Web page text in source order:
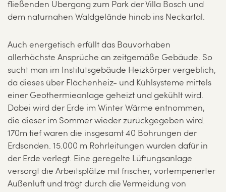
fließenden Übergang zum Park der Villa Bosch und
dem naturnahen Waldgelände hinab ins Neckartal.
Auch energetisch erfüllt das Bauvorhaben
allerhöchste Ansprüche an zeitgemäße Gebäude. So
sucht man im Institutsgebäude Heizkörper vergeblich,
da dieses über Flächenheiz- und Kühlsysteme mittels
einer Geothermieanlage geheizt und gekühlt wird.
Dabei wird der Erde im Winter Wärme entnommen,
die dieser im Sommer wieder zurückgegeben wird.
170m tief waren die insgesamt 40 Bohrungen der
Erdsonden. 15.000 m Rohrleitungen wurden dafür in
der Erde verlegt. Eine geregelte Lüftungsanlage
versorgt die Arbeitsplätze mit frischer, vortemperierter
Außenluft und trägt durch die Vermeidung von